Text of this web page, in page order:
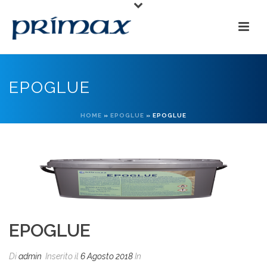
EPOGLUE
HOME » EPOGLUE » EPOGLUE
EPOGLUE
Diadmin Inserito il 6 Agosto 2018In